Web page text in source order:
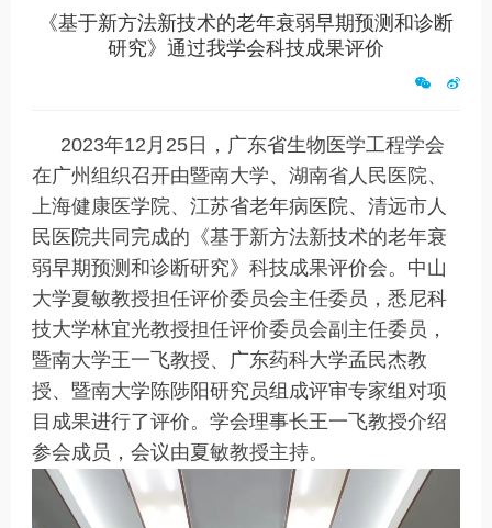
《基于新方法新技术的老年衰弱早期预测和诊断
研究》通过我学会科技成果评价
2023年12月25日，广东省生物医学工程学会
在广州组织召开由暨南大学、湖南省人民医院、
上海健康医学院、江苏省老年病医院、清远市人
民医院共同完成的《基于新方法新技术的老年衰
弱早期预测和诊断研究》科技成果评价会。中山
大学夏敏教授担任评价委员会主任委员，悉尼科
技大学林宜光教授担任评价委员会副主任委员，
暨南大学王一飞教授、广东药科大学孟民杰教
授、暨南大学陈陟阳研究员组成评审专家组对项
目成果进行了评价。学会理事长王一飞教授介绍
参会成员，会议由夏敏教授主持。